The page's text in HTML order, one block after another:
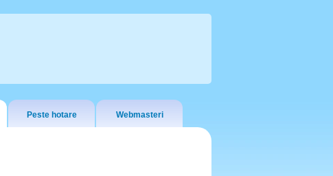
Peste hotare Webmasteri